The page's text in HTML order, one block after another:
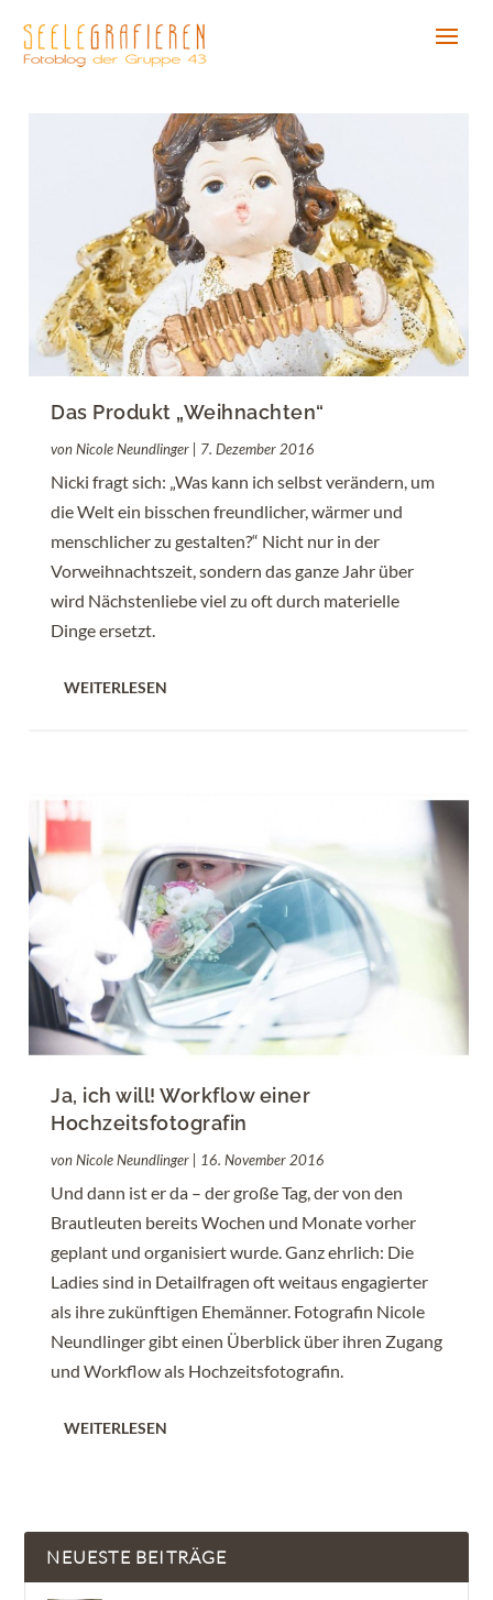
Das Produkt „Weihnachten“
vonNicole Neundlinger 7. Dezember 2016
Nicki fragt sich: „Was kann ich selbst verändern, um
die Welt ein bisschen freundlicher, wärmer und
menschlicher zu gestalten?“ Nicht nur in der
Vorweihnachtszeit, sondern das ganze Jahr über
wird Nächstenliebe viel zu oft durch materielle
Dinge ersetzt.
WEITERLESEN
Ja, ich will! Workflow einer
Hochzeitsfotografin
vonNicole Neundlinger 16. November 2016
Und dann ist er da – der große Tag, der von den
Brautleuten bereits Wochen und Monate vorher
geplant und organisiert wurde. Ganz ehrlich: Die
Ladies sind in Detailfragen oft weitaus engagierter
als ihre zukünftigen Ehemänner. Fotografin Nicole
Neundlinger gibt einen Überblick über ihren Zugang
und Workflow als Hochzeitsfotografin.
WEITERLESEN
NEUESTE BEITRÄGE